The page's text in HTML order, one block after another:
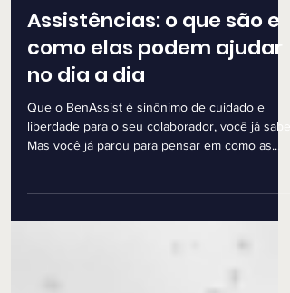
Angelus Assistência
2 min de leitura
Assistências: o que são e
como elas podem ajudar
no dia a dia
Que o BenAssist é sinônimo de cuidado e
Mas você já parou para pensar em como as...